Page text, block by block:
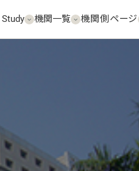
機関一覧 機関側ページ